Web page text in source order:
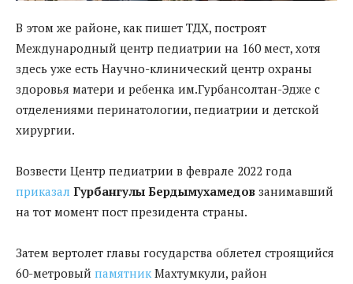
В этом же районе, как пишет ТДХ, построят
Международный центр педиатрии на 160 мест, хотя
здесь уже есть Научно-клинический центр охраны
здоровья матери и ребенка им.Гурбансолтан-Эдже с
отделениями перинатологии, педиатрии и детской
хирургии.
Возвести Центр педиатрии в феврале 2022 года
приказал Гурбангулы Бердымухамедов занимавший
на тот момент пост президента страны.
Затем вертолет главы государства облетел строящийся
60-метровый памятник Махтумкули, район